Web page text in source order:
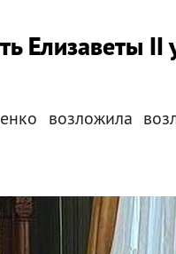
Елизаветы ІІ
возложила